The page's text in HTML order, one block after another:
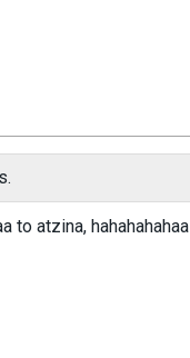
to atzina, hahahahahaa